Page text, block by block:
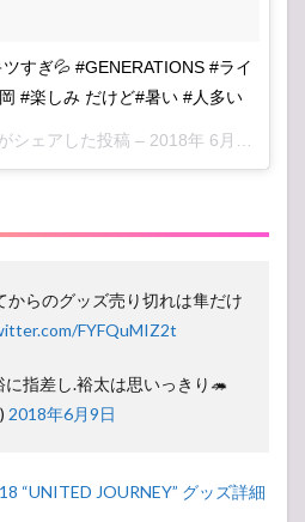
すぎ💦 #GENERATIONS #ライ
#楽しみ だけど#暑い #人多い
シェアした投稿 – 2018年 6月月8日午後11時08分PDT
からのグッズ売り切れは隼だけ
FYFQuMIZ2t
指差し.裕太は思いっきり🦔
2018年6月9日
“UNITED JOURNEY” グッズ詳細